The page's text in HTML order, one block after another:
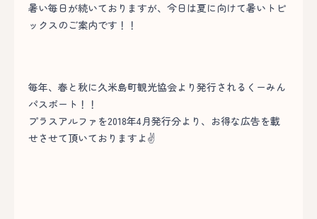
暑い毎日が続いておりますが、今日は夏に向けて暑いトピ
ックスのご案内です！！
毎年、春と秋に久米島町観光協会より発行されるくーみん
パスポート！！
プラスアルファを2018年4月発行分より、お得な広告を載
せさせて頂いておりますよ✌